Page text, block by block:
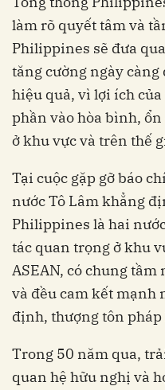
làm rõ quyết tâm và
Philippines sẽ đưa
tăng cường ngày càng
hiệu quả, vì lợi ích
phần vào hòa bình,
ở khu vực và trên thế
Tại cuộc gặp gỡ báo
nước Tô Lâm khẳng
Philippines là hai
tác quan trọng ở khu
ASEAN, có chung
và đều cam kết mạnh
định, thượng tôn pháp
Trong 50 năm qua,
quan hệ hữu nghị và